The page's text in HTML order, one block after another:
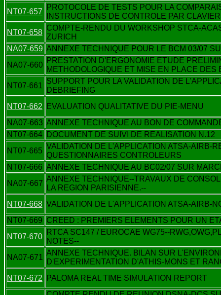
NT07-657
PROTOCOLE DE TESTS POUR LA
INSTRUCTIONS DE CONTROLE PAR
NT07-658
COMPTE-RENDU DU WORKSHOP STCA-
ZURICH
NA07-659 ANNEXE TECHNIQUE POUR LE BCM 03/07
NA07-660
PRESTATION D'ERGONOMIE ETUDE
METHODOLOGIQUE ET MISE EN PLACE DES
NT07-661
SUPPORT POUR LA VALIDATION DE
DEBRIEFING
NT07-662
EVALUATION QUALITATIVE DU PIE-MENU
NA07-663 ANNEXE TECHNIQUE AU BON DE
NT07-664 DOCUMENT DE SUIVI DE REALISATION N.12
NT07-665
VALIDATION DE L'APPLICATION ATSA-AIRB-
QUESTIONNAIRES CONTROLEURS
NT07-666 ANNEXE TECHNIQUE AU BC02/07 SUR
NA07-667
ANNEXE TECHNIQUE--TRAVAUX DE
LA REGION PARISIENNE.--
NT07-668 VALIDATION DE L'APPLICATION ATSA-AIRB-
NT07-669 CREED : PREMIERS ELEMENTS POUR UN
NT07-670
RTCA SC147 / EUROCAE WG75--
NOTES--
NA07-671
ANNEXE TECHNIQUE. BILAN SUR
D'EXPERIMENTATION D'ATHIS-MONS ET
NT07-672
PALOMA REAL TIME SIMULATION REPORT